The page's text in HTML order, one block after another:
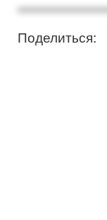
Поделиться: